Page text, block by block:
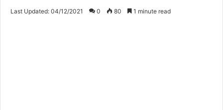
e
Last Updated: 04/12/2021 0 80 1 minute read